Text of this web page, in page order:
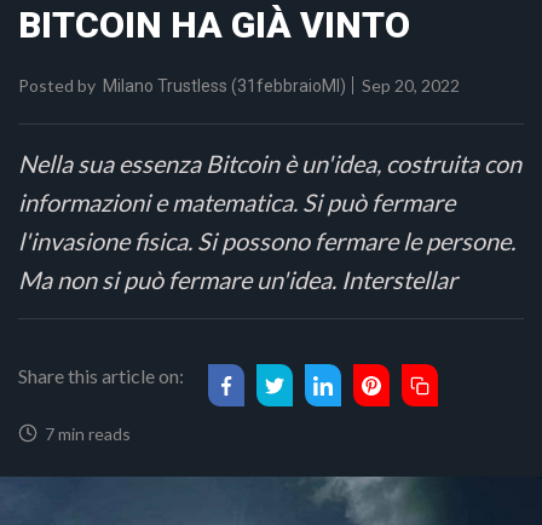
BITCOIN HA GIÀ VINTO
Posted by Milano Trustless (31febbraioMI) Sep 20, 2022
Nella sua essenza Bitcoin è un'idea, costruita con
informazioni e matematica. Si può fermare
l'invasione fisica. Si possono fermare le persone.
Ma non si può fermare un'idea. Interstellar
Share this article on:
7 min reads